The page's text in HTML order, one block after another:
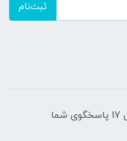
ثبت‌نام
شنبه تا پنج شنبه ، از ساعت 9 الی 17 پاسخگوی شما